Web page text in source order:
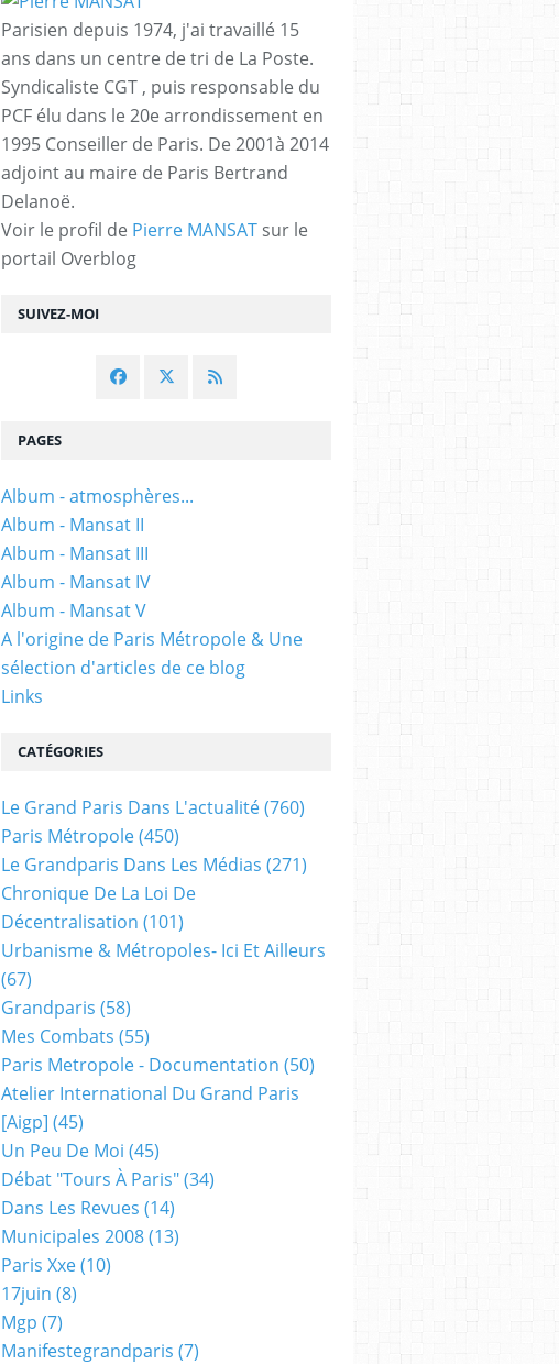
SUIVEZ-MOI
Parisien depuis 1974, j'ai travaillé 15
ans dans un centre de tri de La Poste.
Syndicaliste CGT , puis responsable du
PCF élu dans le 20e arrondissement en
1995 Conseiller de Paris. De 2001à 2014
adjoint au maire de Paris Bertrand
Delanoë.
Voir le profil de Pierre MANSAT sur le
portail Overblog
PAGES
Album - atmosphères...
Album - Mansat II
Album - Mansat III
Album - Mansat IV
Album - Mansat V
A l'origine de Paris Métropole & Une
sélection d'articles de ce blog
Links
CATÉGORIES
Le Grand Paris Dans L'actualité(760)
Paris Métropole(450)
Le Grandparis Dans Les Médias (271)
Chronique De La Loi De
Décentralisation (101)
Urbanisme & Métropoles- Ici Et Ailleurs
(67)
Grandparis (58)
Mes Combats (55)
Paris Metropole - Documentation (50)
Atelier International Du Grand Paris
[aigp] (45)
Un Peu De Moi (45)
Débat "tours À Paris"(34)
Dans Les Revues (14)
Municipales 2008(13)
Paris Xxe(10)
17juin (8)
Mgp (7)
Manifestegrandparis (7)